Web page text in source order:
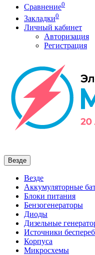
Сравнение0
Закладки0
Личный кабинет
Авторизация
Регистрация
Везде
Везде
Аккумуляторные
Блоки питания
Бензогенераторы
Диоды
Дизельные
Источники
Корпуса
Микросхемы